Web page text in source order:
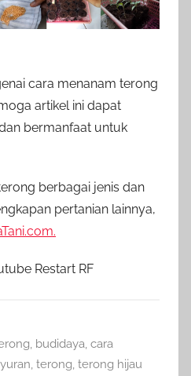
cara menanam terong
artikel ini dapat
bermanfaat untuk
berbagai jenis dan
pertanian lainnya,
Restart RF
, budidaya, cara
, terong, terong hijau